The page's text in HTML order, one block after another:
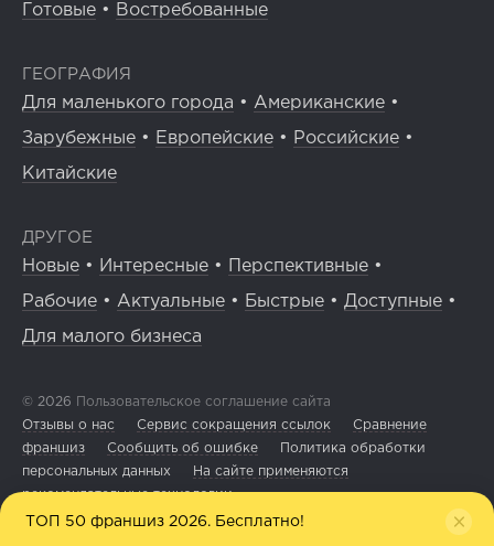
Готовые • Востребованные
ГЕОГРАФИЯ
Для маленького города • Американские •
Зарубежные • Европейские • Российские •
Китайские
ДРУГОЕ
Новые • Интересные • Перспективные •
Рабочие • Актуальные • Быстрые • Доступные •
Для малого бизнеса
© 2026 Пользовательское соглашение сайта
Отзывы о нас
Сервис сокращения ссылок
Сравнение
франшиз
Сообщить об ошибке
Политика обработки
персональных данных
На сайте применяются
рекомендательные технологии
ТОП 50 франшиз 2026. Бесплатно!